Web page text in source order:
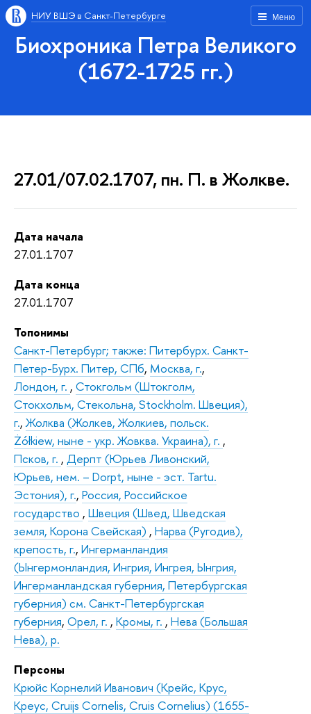
Меню
НИУ ВШЭ в Санкт-Петербурге
Биохроника Петра Великого
(1672-1725 гг.)
27.01/07.02.1707, пн. П. в Жолкве.
Дата начала
27.01.1707
Дата конца
27.01.1707
Топонимы
Санкт-Петербург; также: Питербурх. Санкт-
Петер-Бурх. Питер, СПб, Москва, г.,
Лондон, г. , Стокгольм (Штокголм,
Стокхольм, Стекольна, Stockholm. Швеция),
г.,Жолква (Жолкев, Жолкиев, польск.
Żółkiew, ныне - укр. Жовква. Украина), г. ,
Псков, г. , Дерпт (Юрьев Ливонский,
Юрьев, нем. – Dorpt, ныне - эст. Tartu.
Эстония), г., Россия, Российское
государство , Швеция (Швед, Шведская
земля, Корона Свейская) , Нарва (Ругодив),
крепость, г., Ингерманландия
(Ынгермонландия, Ингрия, Ингрея, Ынгрия,
Ингерманландская губерния, Петербургская
губерния) см. Санкт-Петербургская
губерния, Орел, г. , Кромы, г. , Нева (Большая
Нева), р.
Персоны
Крюйс Корнелий Иванович (Крейс, Крус,
Креус, Cruijs Cornelis, Cruis Cornelius) (1655-